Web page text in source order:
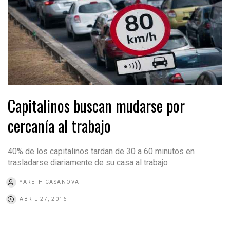
Capitalinos buscan mudarse por
cercanía al trabajo
40% de los capitalinos tardan de 30 a 60 minutos en
trasladarse diariamente de su casa al trabajo
YARETH CASANOVA
ABRIL 27, 2016